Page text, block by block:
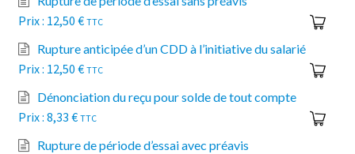
12,50 € TTC
Rupture anticipée d’un CDD à l’initiative du salarié
12,50 € TTC
Dénonciation du reçu pour solde de tout compte
8,33 € TTC
Rupture de période d’essai avec préavis